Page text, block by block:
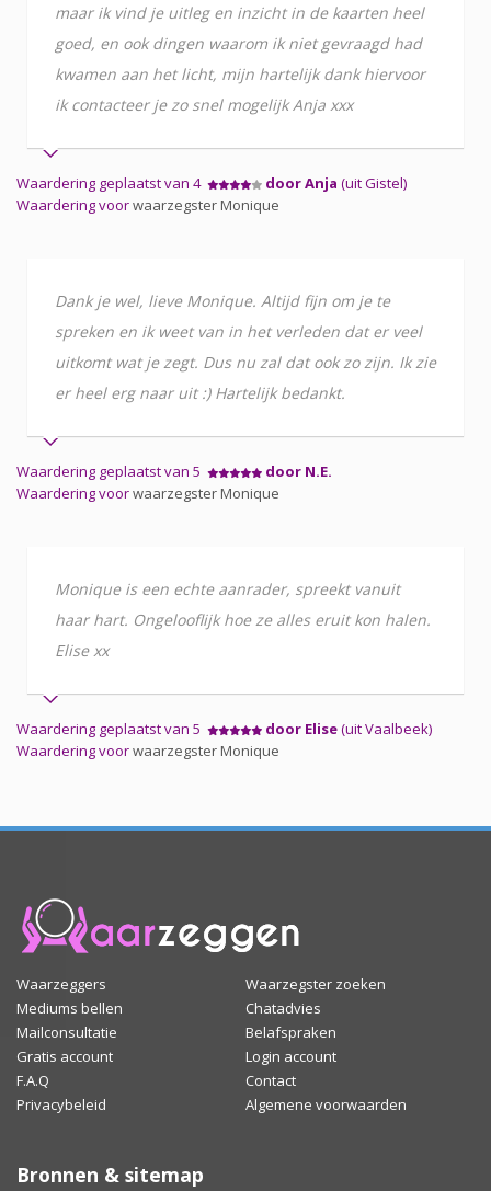
maar ik vind je uitleg en inzicht in de kaarten heel
goed, en ook dingen waarom ik niet gevraagd had
kwamen aan het licht, mijn hartelijk dank hiervoor
ik contacteer je zo snel mogelijk Anja xxx
Waardering geplaatst van 4 door Anja (uit Gistel)
Waardering voorwaarzegster Monique
Dank je wel, lieve Monique. Altijd fijn om je te
spreken en ik weet van in het verleden dat er veel
uitkomt wat je zegt. Dus nu zal dat ook zo zijn. Ik zie
er heel erg naar uit :) Hartelijk bedankt.
Waardering geplaatst van 5
door N.E.
Waardering voorwaarzegster Monique
Monique is een echte aanrader, spreekt vanuit
haar hart. Ongelooflijk hoe ze alles eruit kon halen.
Elise xx
Waardering geplaatst van 5 door Elise(uit Vaalbeek)
Waardering voorwaarzegster Monique
Waarzeggers
Waarzegster zoeken
Mediums bellen
Chatadvies
Mailconsultatie
Belafspraken
Gratis account
Login account
F.A.Q
Contact
Privacybeleid
Algemene voorwaarden
Bronnen & sitemap